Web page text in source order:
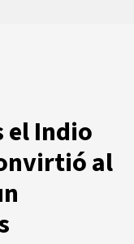
el Indio
al